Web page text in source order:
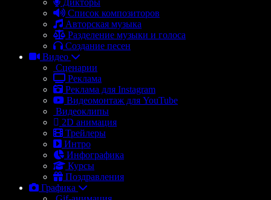
Дикторы
Список композиторов
Авторская музыка
Разделение музыки и голоса
Создание песен
Видео
Сценарии
Реклама
Реклама для Instagram
Видеомонтаж для YouTube
Видеоклипы
2D анимация
Трейлеры
Интро
Инфографика
Курсы
Поздравления
Графика